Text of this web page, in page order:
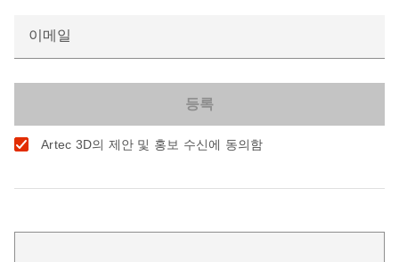
이메일
Artec 3D의 제안 및 홍보 수신에 동의함